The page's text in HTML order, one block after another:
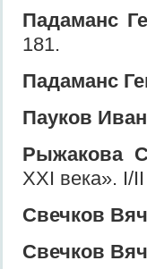
Падаманс
181.
Падаманс
Пауков
Рыжакова
XXI века». I/
Свечков
Свечков